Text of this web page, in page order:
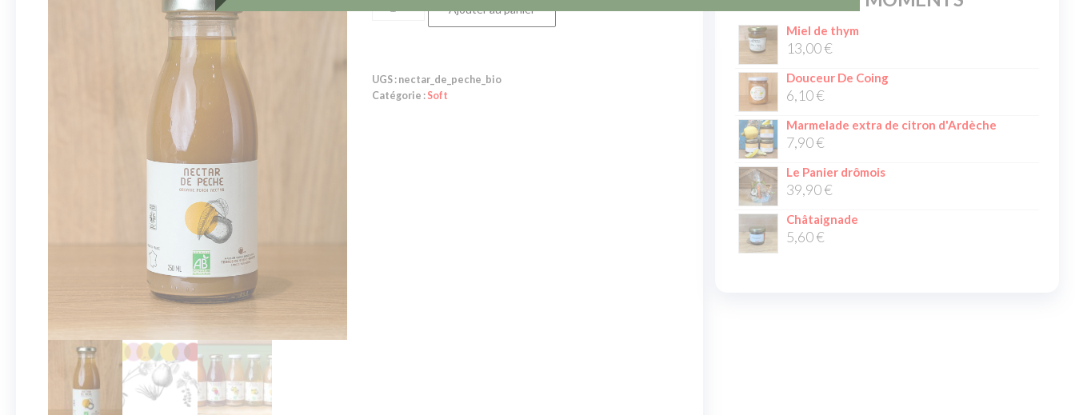
Ajouter au panier
UGS : nectar_de_peche_bio
Catégorie : Soft
Miel de thym
13,00€
Douceur De Coing
6,10€
Marmelade extra de citron d'Ardèche
7,90€
Le Panier drômois
39,90€
Châtaignade
5,60€